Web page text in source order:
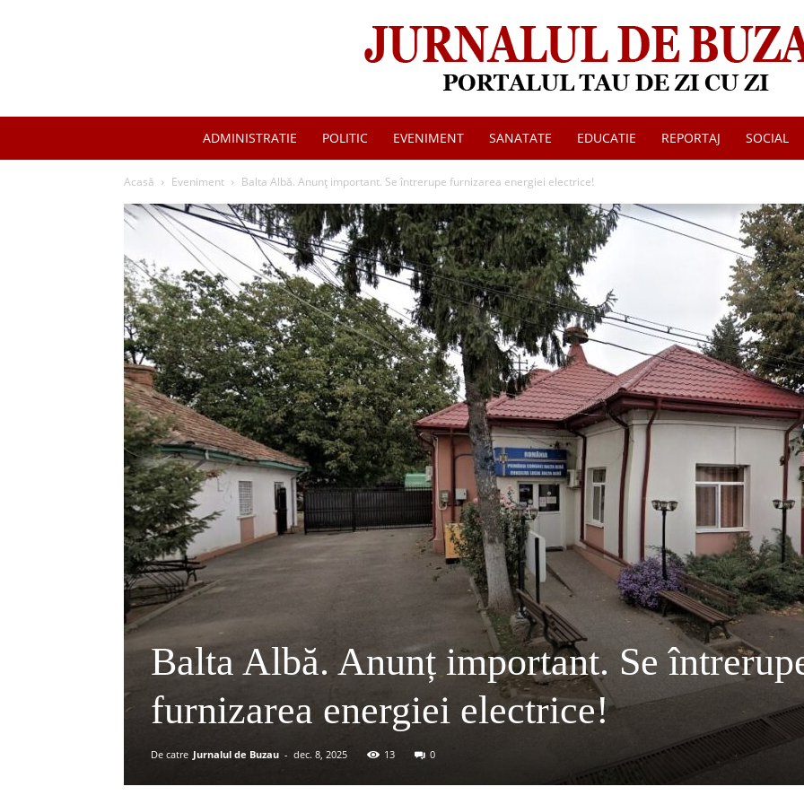
Jurnalul
Buzau
ADMINISTRATIE POLITIC EVENIMENT SANATATE EDUCATIE REPORTAJ SOCIAL
Acasă Eveniment Balta Albă. Anunț important. Se întrerupe furnizarea energiei electrice!
Balta Albă. Anunț important. Se
furnizarea energiei electrice!
De catre Jurnalul de Buzau - dec. 8, 2025 13 0